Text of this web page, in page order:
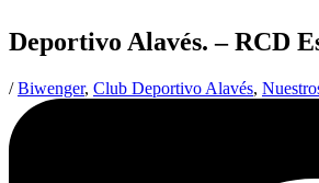
Deportivo Alavés. – RCD
/Biwenger, Club Deportivo Alavés,